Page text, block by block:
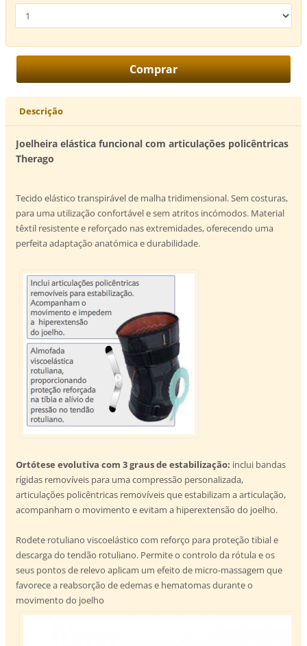
Descrição
Joelheira elástica funcional com articulações policêntricas
Therago
Tecido elástico transpirável de malha tridimensional. Sem costuras,
para uma utilização confortável e sem atritos incómodos. Material
têxtil resistente e reforçado nas extremidades, oferecendo uma
perfeita adaptação anatómica e durabilidade.
Ortótese evolutiva com 3 graus de estabilização: inclui bandas
rígidas removíveis para uma compressão personalizada,
articulações policêntricas removíveis que estabilizam a articulação,
acompanham o movimento e evitam a hiperextensão do joelho.
Rodete rotuliano viscoelástico com reforço para proteção tibial e
descarga do tendão rotuliano. Permite o controlo da rótula e os
seus pontos de relevo aplicam um efeito de micro-massagem que
favorece a reabsorção de edemas e hematomas durante o
movimento do joelho